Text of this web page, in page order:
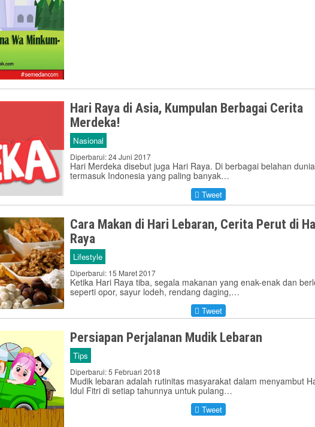
Hari Raya di Asia, Kumpulan Berbagai Cerita
Merdeka!
Nasional
Diperbarui: 24 Juni 2017
Hari Merdeka disebut juga Hari Raya. Di berbagai belahan
termasuk Indonesia yang paling banyak…
Tweet
Cara Makan di Hari Lebaran, Cerita Perut di
Raya
Lifestyle
Diperbarui: 15 Maret 2017
Ketika Hari Raya tiba, segala makanan yang enak-enak dan
seperti opor, sayur lodeh, rendang daging,…
Tweet
Persiapan Perjalanan Mudik Lebaran
Tips
Diperbarui: 5 Februari 2018
Mudik lebaran adalah rutinitas masyarakat dalam menyambut
Idul Fitri di setiap tahunnya untuk pulang…
Tweet